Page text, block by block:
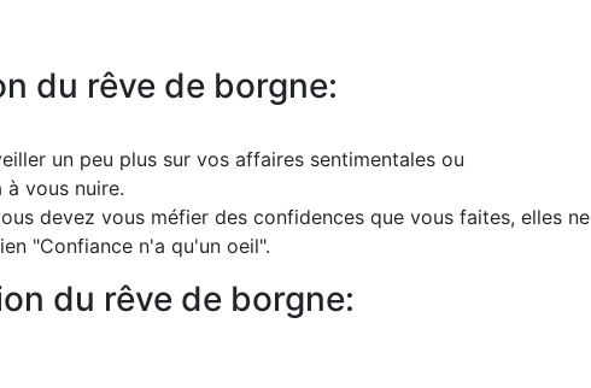
du rêve de borgne:
un peu plus sur vos affaires sentimentales ou
à vous nuire.
devez vous méfier des confidences que vous faites, elles ne
"Confiance n'a qu'un oeil".
du rêve de borgne: